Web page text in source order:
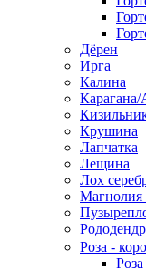
Дёрен
Ирга
Калина
Крушина
Лапчатка
Лещина
Лох
Магнолия
Роза -